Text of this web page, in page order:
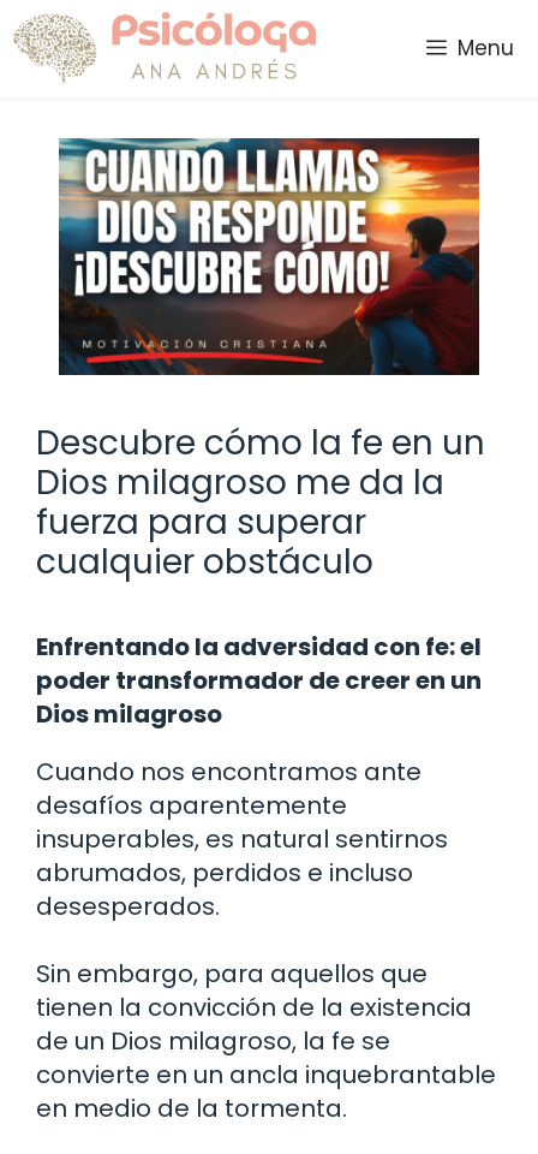
Saltar
al
contenido
Menu
Descubre cómo la fe en un
Dios milagroso me da la
fuerza para superar
cualquier obstáculo
Enfrentando la adversidad con fe: el
poder transformador de creer en un
Dios milagroso
Cuando nos encontramos ante
desafíos aparentemente
insuperables, es natural sentirnos
abrumados, perdidos e incluso
desesperados.
Sin embargo, para aquellos que
tienen la convicción de la existencia
de un Dios milagroso, la fe se
convierte en un ancla inquebrantable
en medio de la tormenta.